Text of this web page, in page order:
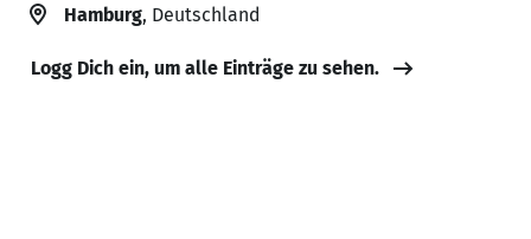
Hamburg, Deutschland
Logg Dich ein, um alle Einträge zu sehen.